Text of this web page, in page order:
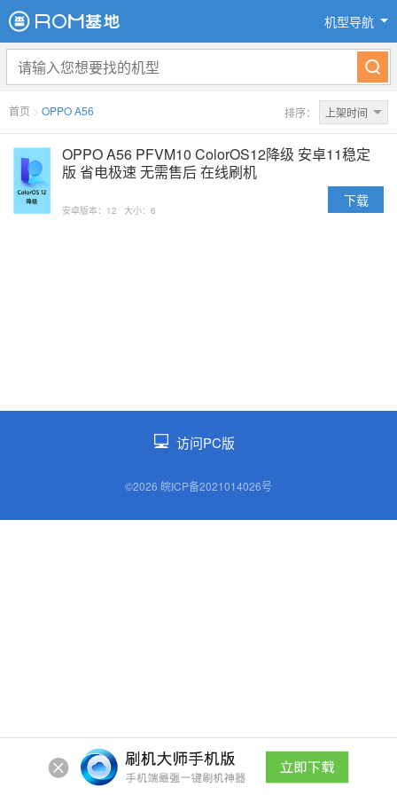
机型导航
首页 > OPPO A56 排序： 上架时间
OPPO A56 PFVM10 ColorOS12降级 安卓11稳定
版 省电极速 无需售后 在线刷机
安卓版本：12 大小：6
下载
访问PC版
©2026 皖ICP备2021014026号